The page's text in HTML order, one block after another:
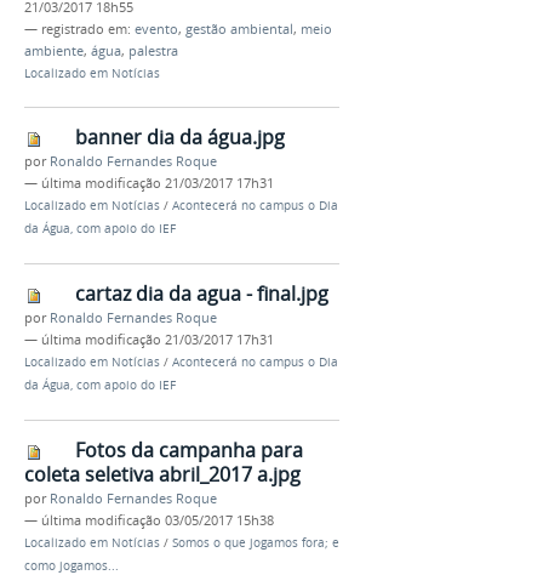
21/03/2017 18h55
— registrado em: evento, gestão ambiental, meio
ambiente, água, palestra
Localizado em Notícias
banner dia da água.jpg
por Ronaldo Fernandes Roque
— última modificação 21/03/2017 17h31
Localizado em Notícias / Acontecerá no campus o Dia
da Água, com apoio do IEF
cartaz dia da agua - final.jpg
por Ronaldo Fernandes Roque
— última modificação 21/03/2017 17h31
Localizado em Notícias / Acontecerá no campus o Dia
da Água, com apoio do IEF
Fotos da campanha para
coleta seletiva abril_2017 a.jpg
por Ronaldo Fernandes Roque
— última modificação 03/05/2017 15h38
Localizado em Notícias / Somos o que jogamos fora; e
como jogamos...